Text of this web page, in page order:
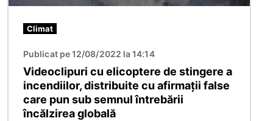
Climat
Publicat pe 12/08/2022 la 14:14
Videoclipuri cu elicoptere de stingere a
incendiilor, distribuite cu afirmații false
care pun sub semnul întrebării
încălzirea globală